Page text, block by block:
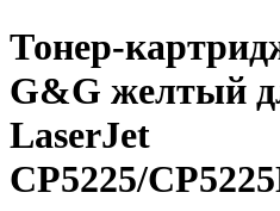
Тонер-
G&G желтый
LaserJet
CP5225/